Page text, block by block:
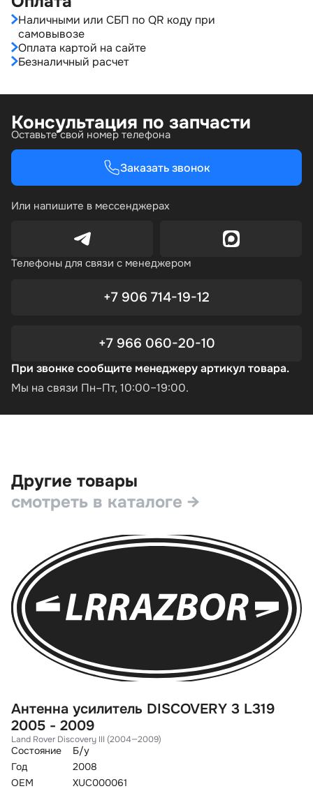
Наличными или СБП по QR коду при
самовывозе
Оплата картой на сайте
Безналичный расчет
Консультация по запчасти
Оставьте свой номер телефона
Заказать звонок
Или напишите в мессенджерах
Телефоны для связи с менеджером
+7 906 714-19-12
+7 966 060-20-10
При звонке сообщите менеджеру артикул товара.
Мы на связи Пн–Пт, 10:00–19:00.
Другие товары
смотреть в каталоге →
Антенна усилитель DISCOVERY 3 L319
2005 - 2009
Land Rover Discovery III (2004—2009)
Состояние
Б/у
Год
2008
OEM
XUC000061